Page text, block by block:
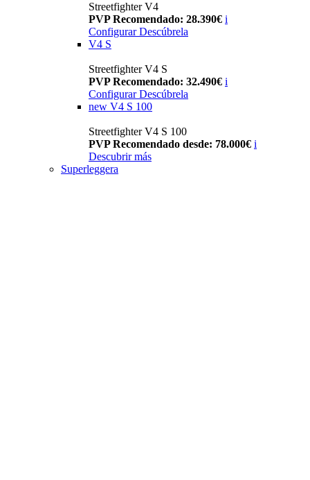
Streetfighter V4
PVP Recomendado: 28.390€ i
Configurar Descúbrela
V4 S
Streetfighter V4 S
PVP Recomendado: 32.490€ i
Configurar Descúbrela
new V4 S 100
Streetfighter V4 S 100
PVP Recomendado desde: 78.000€ i
Descubrir más
Superleggera